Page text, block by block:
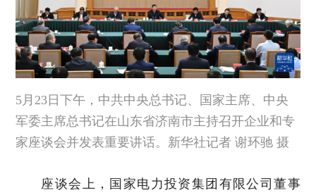
5月23日下午，中共中央总书记、国家主席、中央
军委主席总书记在山东省济南市主持召开企业和专
家座谈会并发表重要讲话。新华社记者 谢环驰 摄
座谈会上，国家电力投资集团有限公司董事